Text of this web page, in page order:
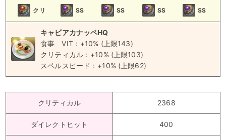
クリ SS SS SS SS
キャビアカナッペHQ
食事
VIT：+10% (上限143)
クリティカル：+10% (上限103)
スペルスピード：+10% (上限62)
クリティカル 2368
ダイレクトヒット 400